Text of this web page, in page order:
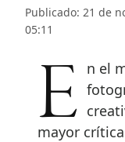
Publicado: 21 de
05:11
En el mundo de la moda, de la
mayor